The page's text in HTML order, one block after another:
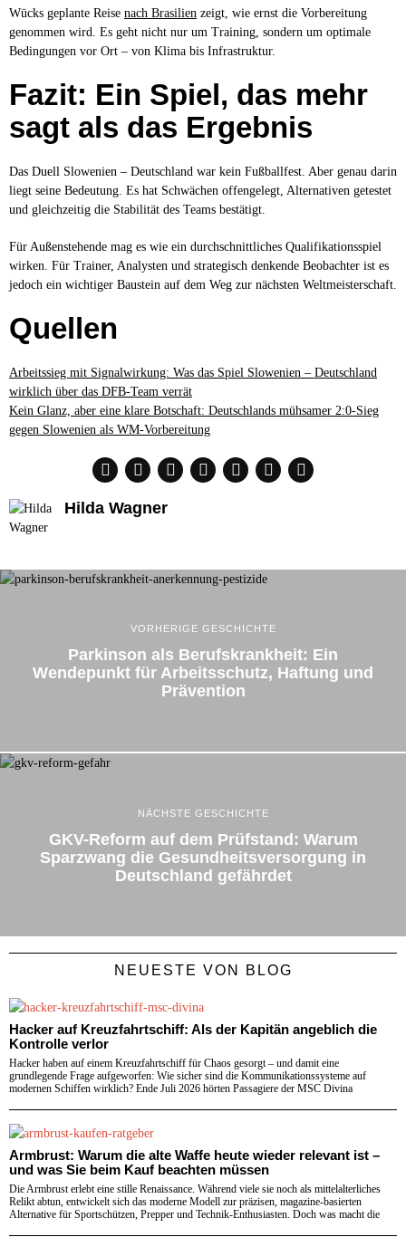
Wücks geplante Reise nach Brasilien zeigt, wie ernst die Vorbereitung
genommen wird. Es geht nicht nur um Training, sondern um optimale
Bedingungen vor Ort – von Klima bis Infrastruktur.
Fazit: Ein Spiel, das mehr
sagt als das Ergebnis
Das Duell Slowenien – Deutschland war kein Fußballfest. Aber genau darin
liegt seine Bedeutung. Es hat Schwächen offengelegt, Alternativen getestet
und gleichzeitig die Stabilität des Teams bestätigt.
Für Außenstehende mag es wie ein durchschnittliches Qualifikationsspiel
wirken. Für Trainer, Analysten und strategisch denkende Beobachter ist es
jedoch ein wichtiger Baustein auf dem Weg zur nächsten Weltmeisterschaft.
Quellen
Arbeitssieg mit Signalwirkung: Was das Spiel Slowenien – Deutschland
wirklich über das DFB-Team verrät
Kein Glanz, aber eine klare Botschaft: Deutschlands mühsamer 2:0-Sieg
gegen Slowenien als WM-Vorbereitung
Hilda Wagner
VORHERIGE GESCHICHTE
Parkinson als Berufskrankheit: Ein
Wendepunkt für Arbeitsschutz, Haftung und
Prävention
NÄCHSTE GESCHICHTE
GKV-Reform auf dem Prüfstand: Warum
Sparzwang die Gesundheitsversorgung in
Deutschland gefährdet
NEUESTE VON BLOG
Hacker auf Kreuzfahrtschiff: Als der Kapitän angeblich die
Kontrolle verlor
Hacker haben auf einem Kreuzfahrtschiff für Chaos gesorgt – und damit eine
grundlegende Frage aufgeworfen: Wie sicher sind die Kommunikationssysteme auf
modernen Schiffen wirklich? Ende Juli 2026 hörten Passagiere der MSC Divina
Armbrust: Warum die alte Waffe heute wieder relevant ist –
und was Sie beim Kauf beachten müssen
Die Armbrust erlebt eine stille Renaissance. Während viele sie noch als mittelalterliches
Relikt abtun, entwickelt sich das moderne Modell zur präzisen, magazine-basierten
Alternative für Sportschützen, Prepper und Technik-Enthusiasten. Doch was macht die